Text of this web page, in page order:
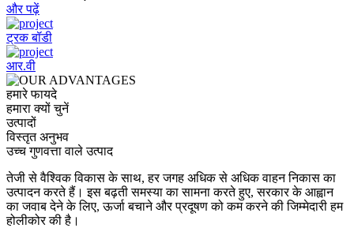
और पढ़ें
ट्रक बॉडी
आर.वी
हमारे फायदे
हमारा क्यों चुनें
उत्पादों
विस्तृत अनुभव
उच्च गुणवत्ता वाले उत्पाद
तेजी से वैश्विक विकास के साथ, हर जगह अधिक से अधिक वाहन निकास का
उत्पादन करते हैं। इस बढ़ती समस्या का सामना करते हुए, सरकार के आह्वान
का जवाब देने के लिए, ऊर्जा बचाने और प्रदूषण को कम करने की जिम्मेदारी हम
होलीकोर की है।